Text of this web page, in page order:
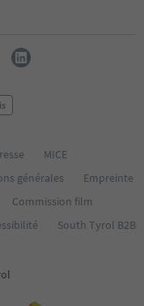
MICE
générales
Empreinte
Commission film
South Tyrol B2B